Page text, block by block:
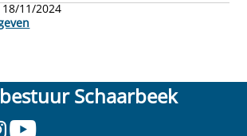
18/11/2024
Schaarbeek